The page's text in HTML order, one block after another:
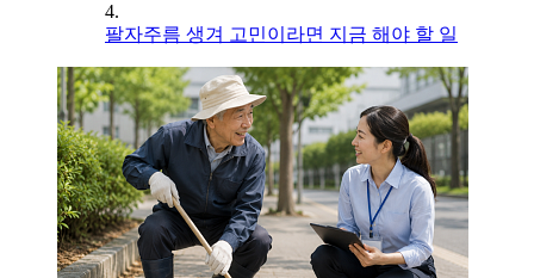
4.
팔자주름 생겨 고민이라면 지금 해야 할 일